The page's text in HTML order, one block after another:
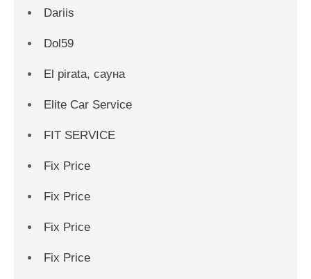
Dariis
Dol59
El pirata, сауна
Elite Car Service
FIT SERVICE
Fix Price
Fix Price
Fix Price
Fix Price